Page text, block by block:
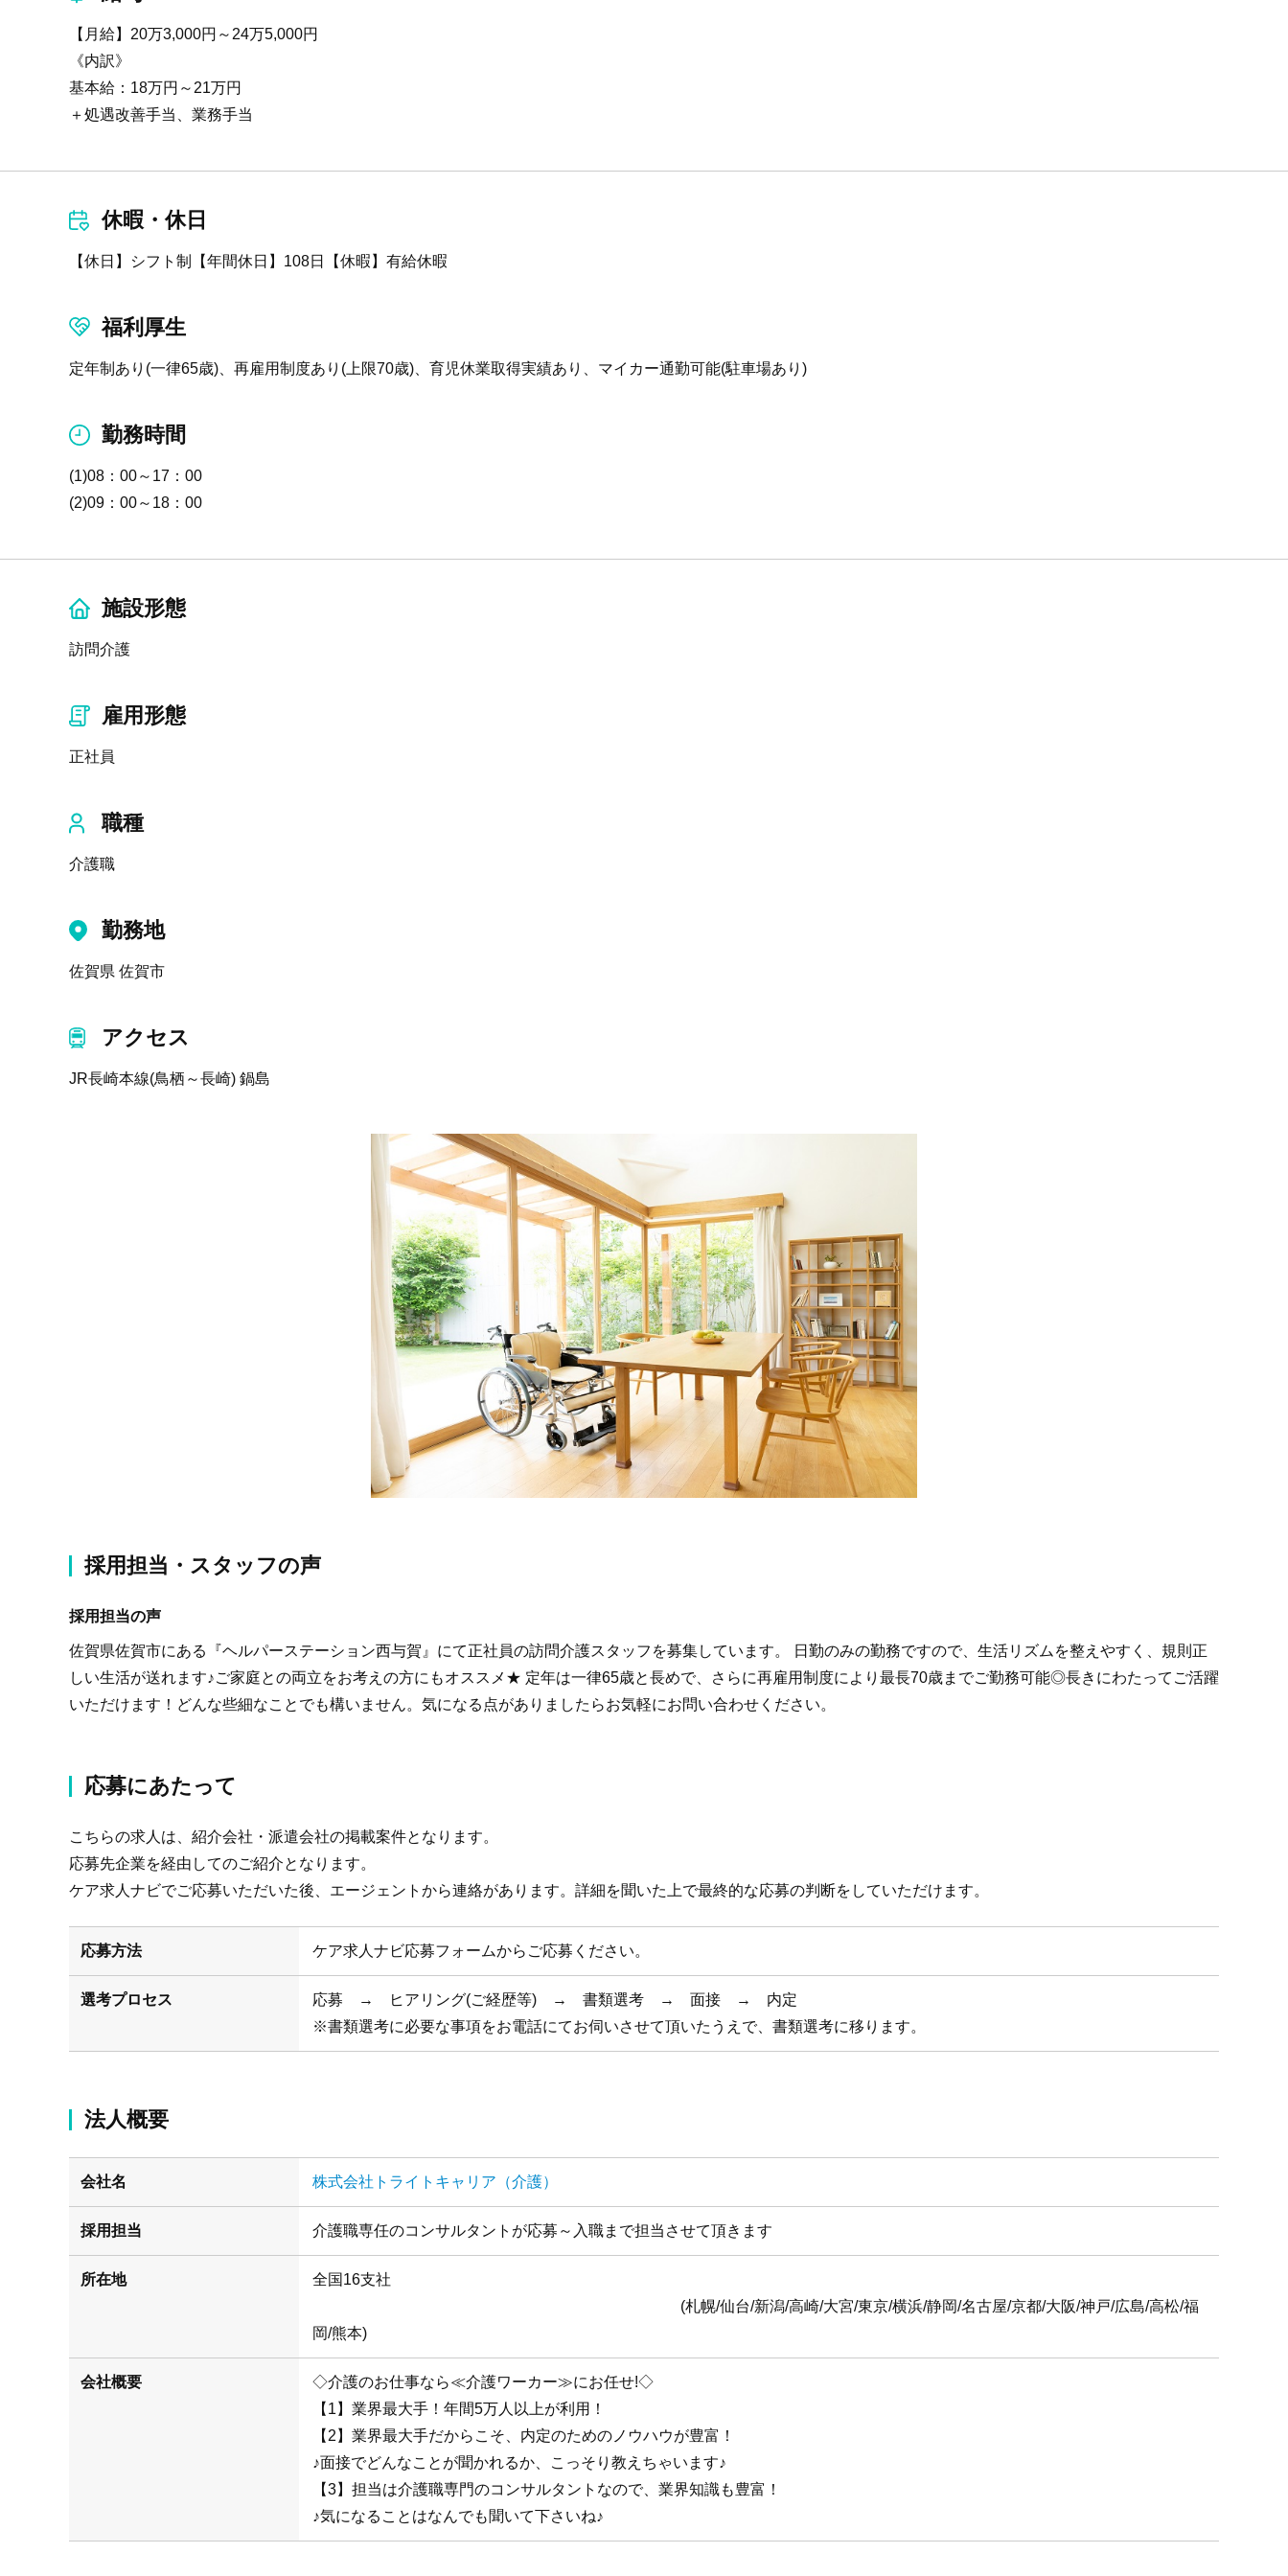
【月給】20万3,000円～24万5,000円
《内訳》
基本給：18万円～21万円
＋処遇改善手当、業務手当
休暇・休日
【休日】シフト制【年間休日】108日【休暇】有給休暇
福利厚生
定年制あり(一律65歳)、再雇用制度あり(上限70歳)、育児休業取得実績あり、マイカー通勤可能(駐車場あり)
勤務時間
(1)08：00～17：00
(2)09：00～18：00
施設形態
訪問介護
雇用形態
正社員
職種
介護職
勤務地
佐賀県 佐賀市
アクセス
JR長崎本線(鳥栖～長崎) 鍋島
採用担当・スタッフの声
採用担当の声
佐賀県佐賀市にある『ヘルパーステーション西与賀』にて正社員の訪問介護スタッフを募集しています。 日勤のみの勤務ですので、生活リズムを整えやすく、規則正
しい生活が送れます♪ご家庭との両立をお考えの方にもオススメ★ 定年は一律65歳と長めで、さらに再雇用制度により最長70歳までご勤務可能◎長きにわたってご活躍
いただけます！どんな些細なことでも構いません。気になる点がありましたらお気軽にお問い合わせください。
応募にあたって
こちらの求人は、紹介会社・派遣会社の掲載案件となります。
応募先企業を経由してのご紹介となります。
ケア求人ナビでご応募いただいた後、エージェントから連絡があります。詳細を聞いた上で最終的な応募の判断をしていただけます。
応募方法 ケア求人ナビ応募フォームからご応募ください。
選考プロセス
応募 → ヒアリング(ご経歴等) → 書類選考 → 面接 → 内定
※書類選考に必要な事項をお電話にてお伺いさせて頂いたうえで、書類選考に移ります。
法人概要
会社名 株式会社トライトキャリア（介護）
採用担当 介護職専任のコンサルタントが応募～入職まで担当させて頂きます
所在地
全国16支社
(札幌/仙台/新潟/高崎/大宮/東京/横浜/静岡/名古屋/京都/大阪/神戸/広島/高松/福
岡/熊本)
会社概要
◇介護のお仕事なら≪介護ワーカー≫にお任せ!◇
【1】業界最大手！年間5万人以上が利用！
【2】業界最大手だからこそ、内定のためのノウハウが豊富！
♪面接でどんなことが聞かれるか、こっそり教えちゃいます♪
【3】担当は介護職専門のコンサルタントなので、業界知識も豊富！
♪気になることはなんでも聞いて下さいね♪